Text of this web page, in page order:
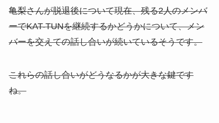
亀梨さんが脱退後について現在、残る2人のメンバ
ーでKAT-TUNを継続するかどうかについて、メン
バーを交えての話し合いが続いているそうです。
これらの話し合いがどうなるかが大きな鍵です
ね。